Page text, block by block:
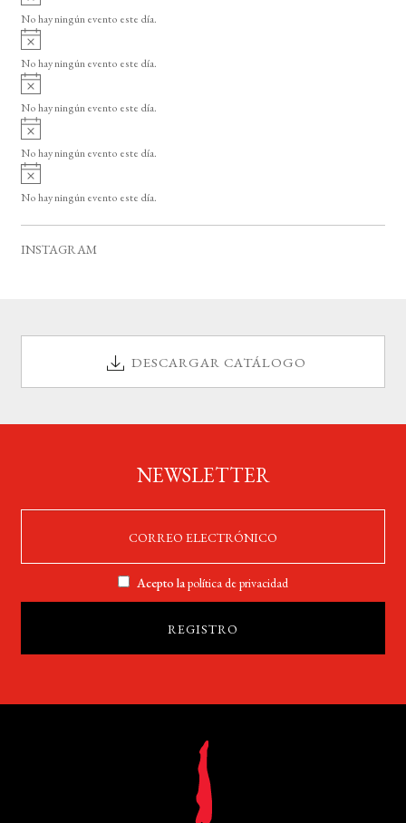
o
v
i
o
No hay ningún evento este día.
A
v
i
o
No hay ningún evento este día.
A
v
i
o
No hay ningún evento este día.
A
v
i
o
No hay ningún evento este día.
A
v
i
No hay ningún evento este día.
INSTAGRAM
DESCARGAR CATÁLOGO
NEWSLETTER
Acepto lapolítica de privacidad